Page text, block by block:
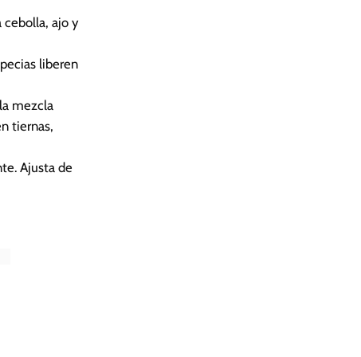
cebolla, ajo y
liberen
mezcla
tiernas,
Ajusta de